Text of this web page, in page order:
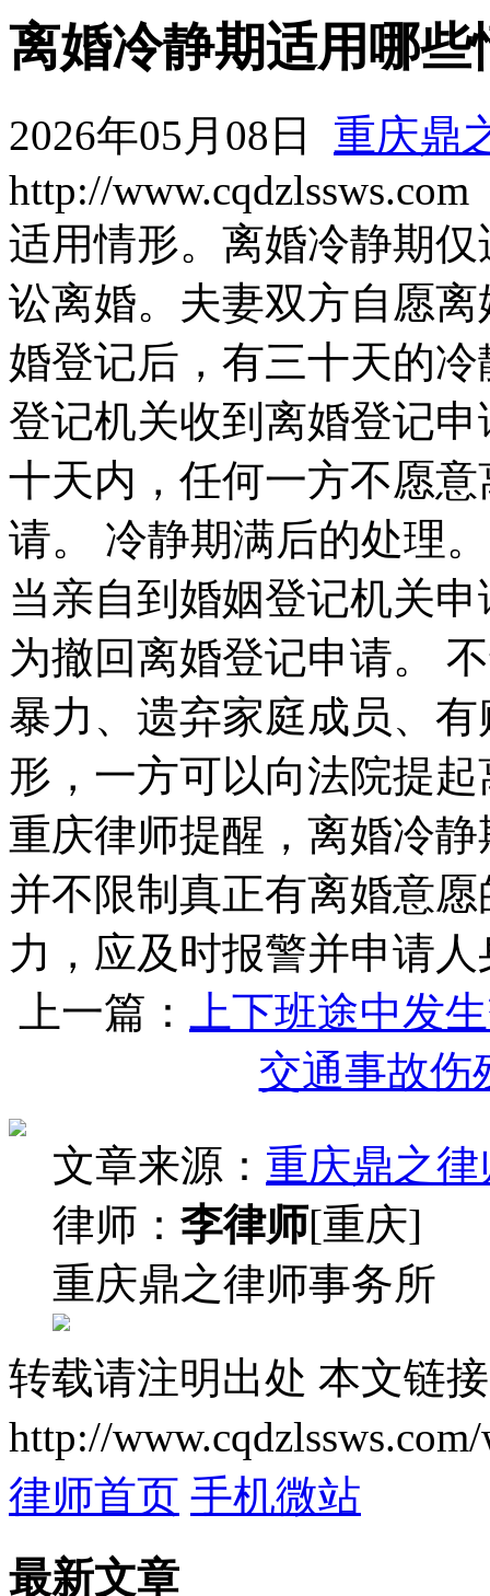
离婚冷静期适用哪些
2026年05月08日 重庆鼎
http://www.cqdzlssws.com
适用情形。离婚冷静期
讼离婚。夫妻双方自愿
婚登记后，有三十天的
登记机关收到离婚登记
十天内，任何一方不愿
请。 冷静期满后的处理
当亲自到婚姻登记机关
为撤回离婚登记申请。
暴力、遗弃家庭成员、
形，一方可以向法院提
重庆律师提醒，离婚冷
并不限制真正有离婚意
力，应及时报警并申请
上一篇：
上下班途中发
交通事故伤
文章来源： 重庆鼎之
律师： 李律师[重庆]
重庆鼎之律师事务所
转载请注明出处 本文链
http://
律师首页 手机微站
最新文章